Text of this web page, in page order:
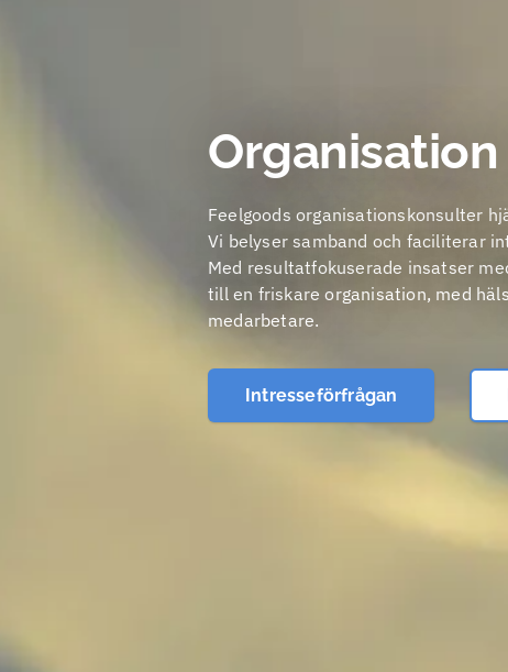
Feelgoods organisationskonsulter
Vi belyser samband och faciliterar
Med resultatfokuserade insatser
till en friskare organisation, med
medarbetare.
Intresseförfrågan